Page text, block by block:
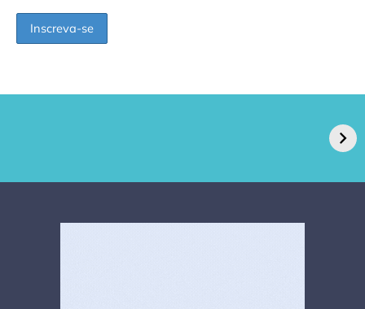
caso de superfungo